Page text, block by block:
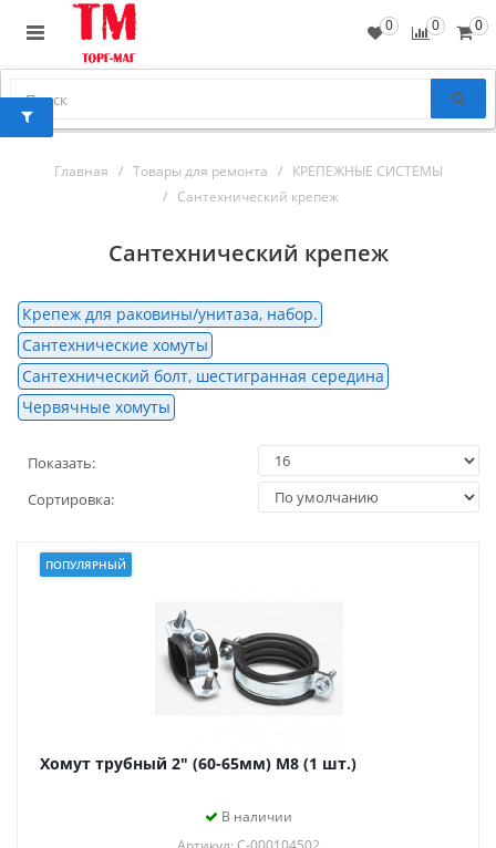
0
0
0
Главная Товары для ремонта
КРЕПЕЖНЫЕ СИСТЕМЫ
Сантехнический крепеж
Сантехнический крепеж
Крепеж для раковины/унитаза, набор.
Сантехнические хомуты
Сантехнический болт, шестигранная середина
Червячные хомуты
Показать:
Сортировка:
ПОПУЛЯРНЫЙ
Хомут трубный 2" (60-65мм) М8 (1 шт.)
В наличии